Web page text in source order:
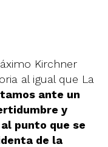
Kirchner
al igual que La
ante un
y
punto que se
de la